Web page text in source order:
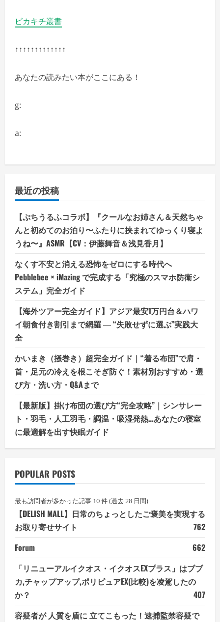
ピカキチ叢書
↑↑↑↑↑↑↑↑↑↑↑↑↑
あなたの読みたい本がここにある！
g:
a:
最近の投稿
【ぷちうるふコラボ】『クールなお姉さん＆天然ちゃ
んと初めてのお泊り〜ふたりに挟まれてゆっくり寝よ
うね〜』ASMR【CV：伊藤舞音＆浅見香月】
なくす不安と消える恐怖をゼロにする時代へ
Pebblebee × iMazing で完成する「究極のスマホ防衛シ
ステム」完全ガイド
【海外ツアー完全ガイド】アジア最安1万円台＆ハワ
イ朝食付き割引まで網羅 ― “失敗せずに選ぶ”実践大
全
かいまき（掻巻き）超完全ガイド｜“着る布団”で肩・
首・足元の冷えを根こそぎ防ぐ！素材別おすすめ・選
び方・洗い方・Q&Aまで
【最新版】掛け布団の選び方“完全攻略”｜シンサレー
ト・羽毛・人工羽毛・調温・吸湿発熱…あなたの寝室
に最適解を出す快眠ガイド
POPULAR POSTS
最も訪問者が多かった記事 10 件 (過去 28 日間)
【DELISH MALL】日常のちょっとしたご褒美を実現する
お取り寄せサイト
762
Forum
662
「リニューアルイクオス・イクオスEXプラス」はブブ
カ,チャップアップ,ポリピュアEX(比較)を凌駕したの
か？
407
容疑者が 人質を盾に 立てこもった！逮捕監禁容疑で